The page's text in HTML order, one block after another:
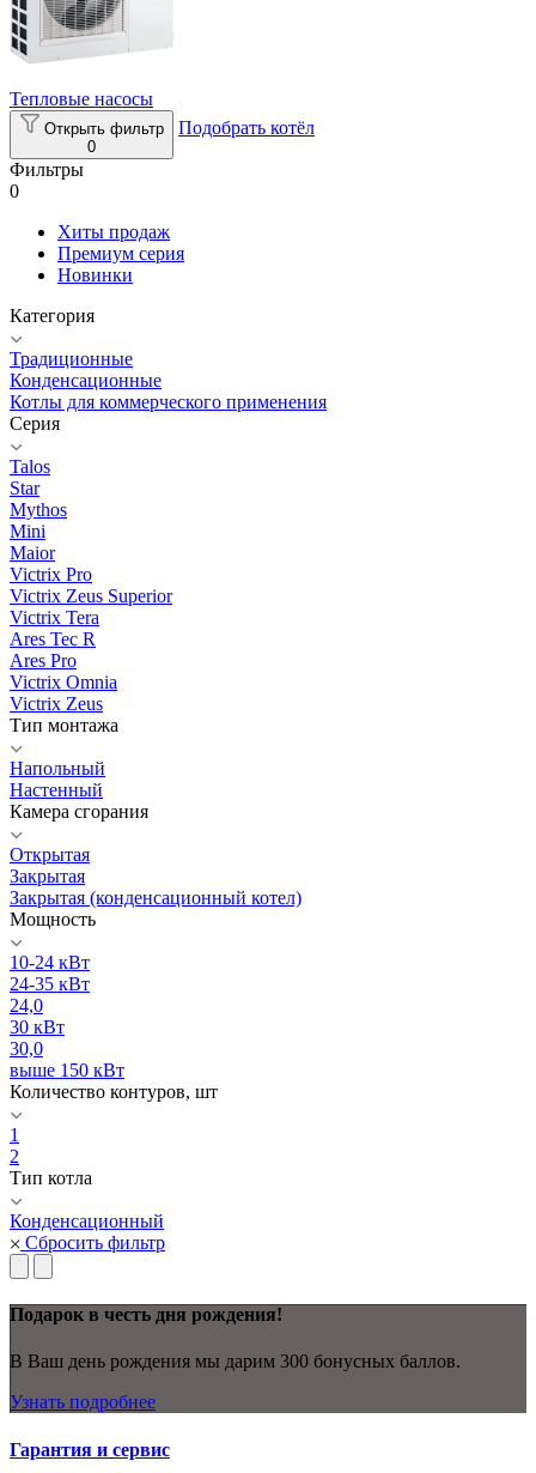
Тепловые насосы
Открыть фильтр
0
Подобрать котёл
Фильтры
0
Хиты продаж
Премиум серия
Новинки
Категория
Традиционные
Конденсационные
Котлы для коммерческого применения
Серия
Talos
Star
Mythos
Mini
Maior
Victrix Pro
Victrix Zeus Superior
Victrix Tera
Ares Tec R
Ares Pro
Victrix Omnia
Victrix Zeus
Тип монтажа
Напольный
Настенный
Камера сгорания
Открытая
Закрытая
Закрытая (конденсационный котел)
Мощность
10-24 кВт
24-35 кВт
24,0
30 кВт
30,0
выше 150 кВт
Количество контуров, шт
1
2
Тип котла
Конденсационный
Сбросить фильтр
Подарок в честь дня рождения!
В Ваш день рождения мы дарим 300 бонусных баллов.
Узнать подробнее
Гарантия и сервис